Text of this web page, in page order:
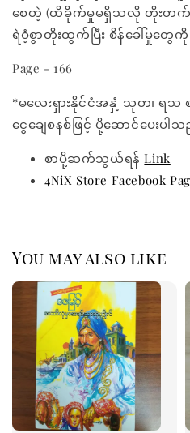
စေတဲ့ (ထိခိုက်မှုမရှိသလို တိုးတ
ရဲဝံ့စွာတိုးထွက်ပြီး စိန်ခေါ်မှုတွေ
Page - 166
*မလေးရှားနိုင်ငံအနှံ့ သုတ၊ ရသ စ
ငွေချေစနစ်ဖြင့် ပို့ဆောင်ပေးပါ
စာပို့ဆက်သွယ်ရန်Link
4NiX Store Facebook
You may also like